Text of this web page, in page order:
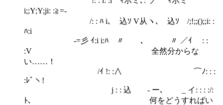
i;;Y;Y;ji: :≧=-
/: : ﾊ i､ 込ｿ V从ヽ､ 込ｿ /;!;;();;i: :
ﾊ:i
-=彡 ｲ:i i:ﾊ 〃 ､ 〃 ／ｲ ￣: :
:V 全然分からな
い……！
/ｲ !: :∧ ⌒ﾉ: : :
:ﾚﾞヽ!
j : : 込 - ー､ _ イ: : : :/:
ﾄ､ 何をどうすればい